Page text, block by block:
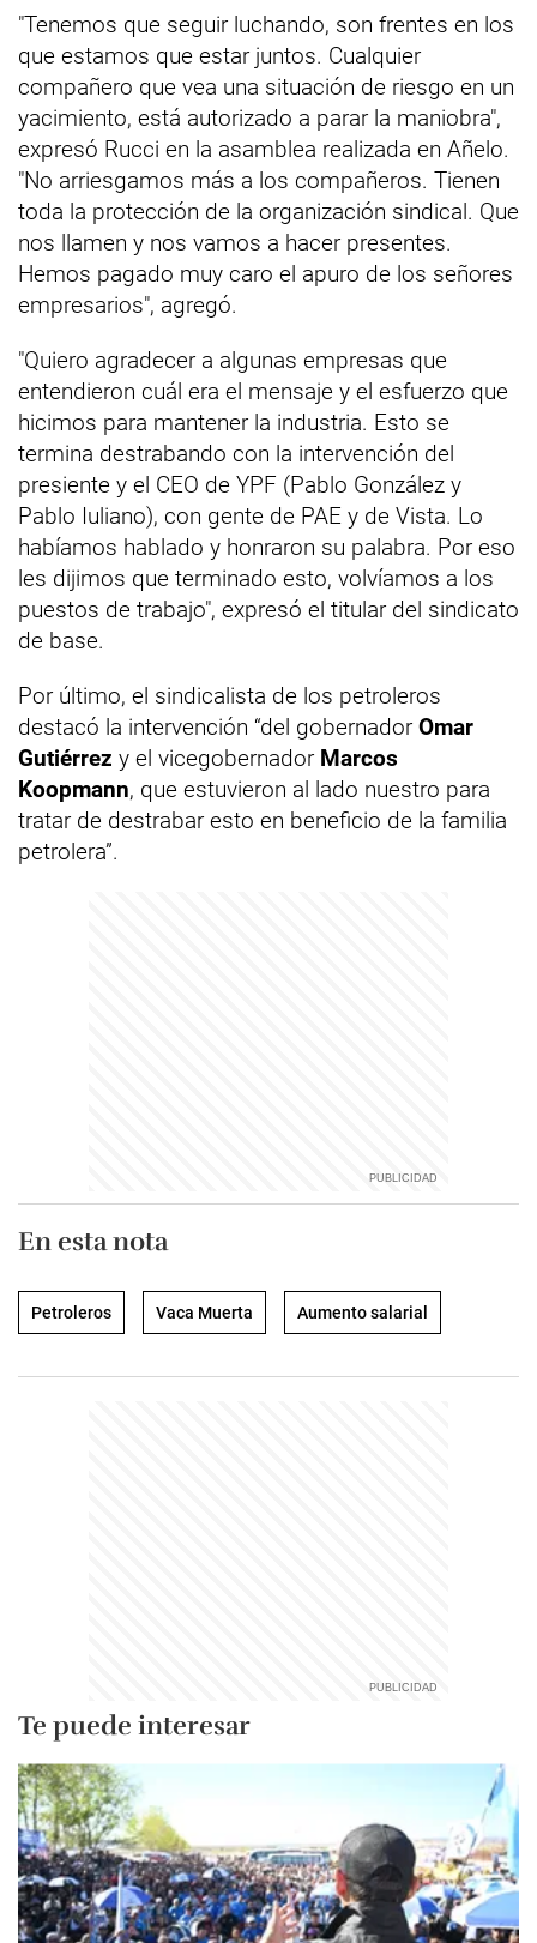
"Tenemos que seguir luchando, son frentes en los
que estamos que estar juntos. Cualquier
compañero que vea una situación de riesgo en un
yacimiento, está autorizado a parar la maniobra",
expresó Rucci en la asamblea realizada en Añelo.
"No arriesgamos más a los compañeros. Tienen
toda la protección de la organización sindical. Que
nos llamen y nos vamos a hacer presentes.
Hemos pagado muy caro el apuro de los señores
empresarios", agregó.
"Quiero agradecer a algunas empresas que
entendieron cuál era el mensaje y el esfuerzo que
hicimos para mantener la industria. Esto se
termina destrabando con la intervención del
presiente y el CEO de YPF (Pablo González y
Pablo Iuliano), con gente de PAE y de Vista. Lo
habíamos hablado y honraron su palabra. Por eso
les dijimos que terminado esto, volvíamos a los
puestos de trabajo", expresó el titular del sindicato
de base.
Por último, el sindicalista de los petroleros
destacó la intervención “del gobernador Omar
Gutiérrez y el vicegobernador Marcos
Koopmann, que estuvieron al lado nuestro para
tratar de destrabar esto en beneficio de la familia
petrolera”.
En esta nota
Petroleros Vaca Muerta Aumento salarial
Te puede interesar